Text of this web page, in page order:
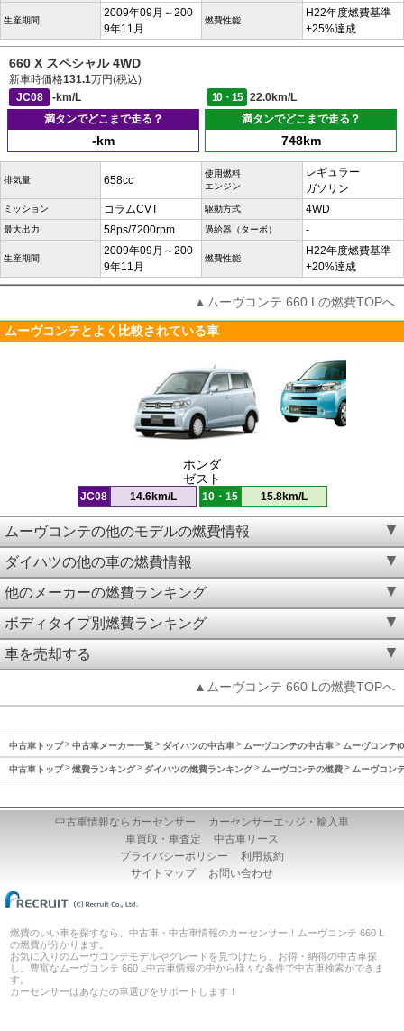
生産期間
2009年09月～200
9年11月
燃費性能
H22年度燃費基準
+25%達成
660 X スペシャル 4WD
新車時価格131.1万円(税込)
JC08
-km/L 10・15
22.0km/L
満タンでどこまで走る？
-km
満タンでどこまで走る？
748km
排気量 658cc
使用燃料
エンジン
レギュラー
ガソリン
ミッション コラムCVT 駆動方式 4WD
最大出力 58ps/7200rpm 過給器（ターボ） -
生産期間
2009年09月～200
9年11月
燃費性能
H22年度燃費基準
+20%達成
▲ムーヴコンテ 660 Lの燃費TOPへ
ムーヴコンテとよく比較されている車
ホンダ
ゼスト
JC08 14.6km/L 10・15 15.8km/L
ムーヴコンテの他のモデルの燃費情報
ダイハツの他の車の燃費情報
他のメーカーの燃費ランキング
ボディタイプ別燃費ランキング
車を売却する
▲ムーヴコンテ 660 Lの燃費TOPへ
中古車トップ 中古車メーカー一覧 ダイハツの中古車 ムーヴコンテの中古車 ムーヴコンテ
中古車トップ 燃費ランキング ダイハツの燃費ランキング ムーヴコンテの燃費 ムーヴコン
中古車情報ならカーセンサー
カーセンサーエッジ・輸入車
車買取・車査定
中古車リース
プライバシーポリシー
利用規約
サイトマップ
お問い合わせ
燃費のいい車を探すなら、中古車・中古車情報のカーセンサー！ムーヴコンテ 660 L
の燃費が分かります。
お気に入りのムーヴコンテモデルやグレードを見つけたら、お得・納得の中古車探
し。豊富なムーヴコンテ 660 L中古車情報の中から様々な条件で中古車検索ができま
す。
カーセンサーはあなたの車選びをサポートします！